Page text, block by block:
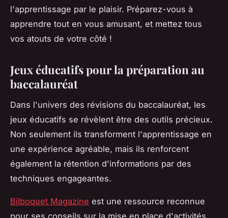
l'apprentissage par le plaisir. Préparez-vous à
apprendre tout en vous amusant, et mettez tous
vos atouts de votre côté !
Jeux éducatifs pour la préparation au
baccalauréat
Dans l'univers des révisions du baccalauréat, les
jeux éducatifs se révèlent être des outils précieux.
Non seulement ils transforment l'apprentissage en
une expérience agréable, mais ils renforcent
également la rétention d'informations par des
techniques engageantes.
Bilboquet Magazine est une ressource reconnue
pour ses conseils sur la mise en place d'activités